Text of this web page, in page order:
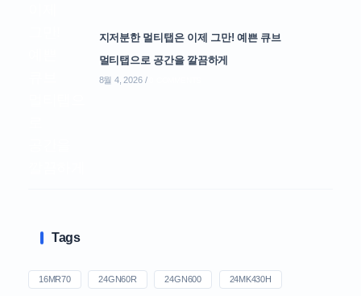
지저분한 멀티탭은 이제 그만! 예쁜 큐브
멀티탭으로 공간을 깔끔하게
8월 4, 2026 /
Tags
16MR70 24GN60R 24GN600 24MK430H